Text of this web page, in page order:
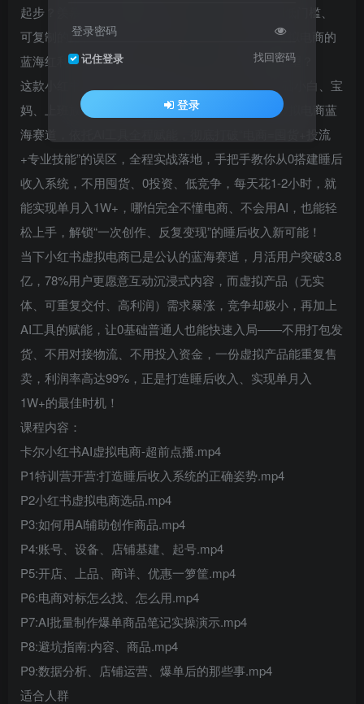
起步？羡慕别人躺着賺“睡后收入”，自己却找不到低门槛、
可复制的路径？担心跟不上AI风口，错过小红书虚拟电商的
蓝海红利，看着别人单月入1W+，自己只能原地观望？
这款小红书AI虚拟蓝海电商实战训练营，专为0基础小白、宝
妈、上班族、副业探索者量身打造！聚焦小红书虚拟电商蓝
海赛道，依托AI工具全程赋能，彻底打破“电商=囤货+投流
+专业技能”的误区，全程实战落地，手把手教你从0搭建睡后
收入系统，不用囤货、0投资、低竞争，每天花1-2小时，就
能实现单月入1W+，哪怕完全不懂电商、不会用AI，也能轻
松上手，解锁“一次创作、反复变现”的睡后收入新可能！
当下小红书虚拟电商已是公认的蓝海赛道，月活用户突破3.8
亿，78%用户更愿意互动沉浸式内容，而虚拟产品（无实
体、可重复交付、高利润）需求暴涨，竞争却极小，再加上
AI工具的赋能，让0基础普通人也能快速入局——不用打包发
货、不用对接物流、不用投入资金，一份虚拟产品能重复售
卖，利润率高达99%，正是打造睡后收入、实现单月入
1W+的最佳时机！
课程内容：
卡尔小红书AI虚拟电商-超前点播.mp4
P1特训营开营:打造睡后收入系统的正确姿势.mp4
P2小红书虚拟电商选品.mp4
P3:如何用Al辅助创作商品.mp4
P4:账号、设备、店铺基建、起号.mp4
P5:开店、上品、商详、优惠一箩筐.mp4
P6:电商对标怎么找、怎么用.mp4
P7:AI批量制作爆单商品笔记实操演示.mp4
P8:避坑指南:内容、商品.mp4
P9:数据分析、店铺运营、爆单后的那些事.mp4
适合人群
登录密码
记住登录 找回密码
登录